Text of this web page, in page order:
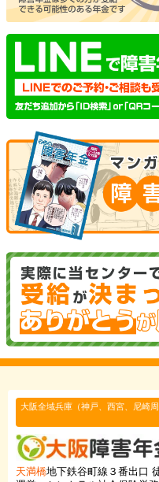
大阪全域兵庫（神戸、西宮、尼崎
天満橋地下鉄谷町線３番出口